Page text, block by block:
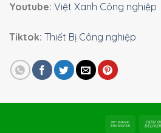
Youtube: Việt Xanh Công nghiệp
Tiktok: Thiết Bị Công nghiệp